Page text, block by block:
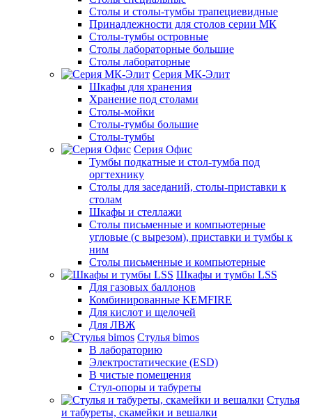
Столы и столы-тумбы трапециевидные
Принадлежности для столов серии МК
Столы-тумбы островные
Столы лабораторные большие
Столы лабораторные
Серия МК-Элит
Шкафы для хранения
Хранение под столами
Столы-мойки
Столы-тумбы большие
Столы-тумбы
Серия Офис
Тумбы подкатные и стол-тумба под
оргтехнику
Столы для заседаний, столы-приставки к
столам
Шкафы и стеллажи
Столы письменные и компьютерные
угловые (с вырезом), приставки и тумбы к
ним
Столы письменные и компьютерные
Шкафы и тумбы LSS
Для газовых баллонов
Комбинированные KEMFIRE
Для кислот и щелочей
Для ЛВЖ
Стулья bimos
В лабораторию
Электростатические (ESD)
В чистые помещения
Стул-опоры и табуреты
Стулья
и табуреты, скамейки и вешалки